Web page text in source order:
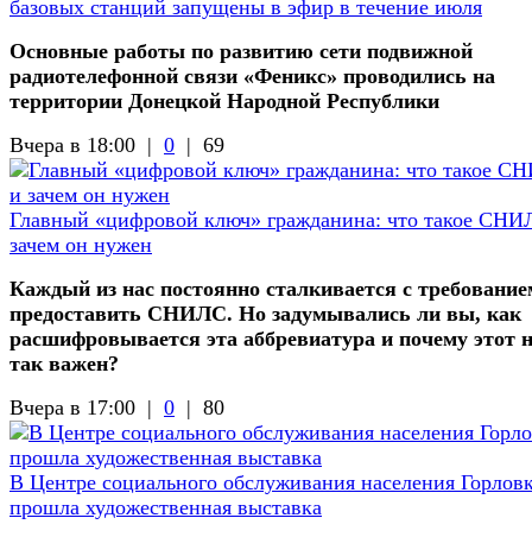
базовых станций запущены в эфир в течение июля
Основные работы по развитию сети подвижной
радиотелефонной связи «Феникс» проводились на
территории Донецкой Народной Республики
Вчера в 18:00 | 0 | 69
Главный «цифровой ключ» гражданина: что такое
зачем он нужен
Каждый из нас постоянно сталкивается с
предоставить СНИЛС. Но задумывались ли вы, как
расшифровывается эта аббревиатура и почему этот
так важен?
Вчера в 17:00 | 0 | 80
В Центре социального обслуживания населения
прошла художественная выставка